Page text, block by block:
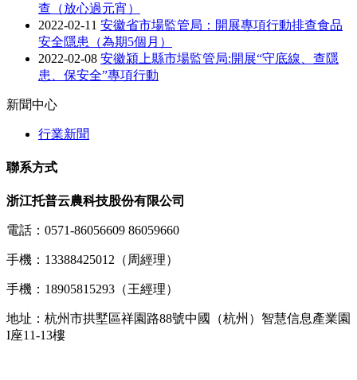
查（放心過元宵）
2022-02-11 安徽省市場監管局：開展專項行動排查食品
安全隱患（為期5個月）
2022-02-08 安徽潁上縣市場監管局:開展“守底線、查隱
患、保安全”專項行動
新聞中心
行業新聞
聯系方式
浙江托普云農科技股份有限公司
電話：0571-86056609 86059660
手機：13388425012（周經理）
手機：18905815293（王經理）
地址：杭州市拱墅區祥園路88號中國（杭州）智慧信息產業園
I座11-13樓